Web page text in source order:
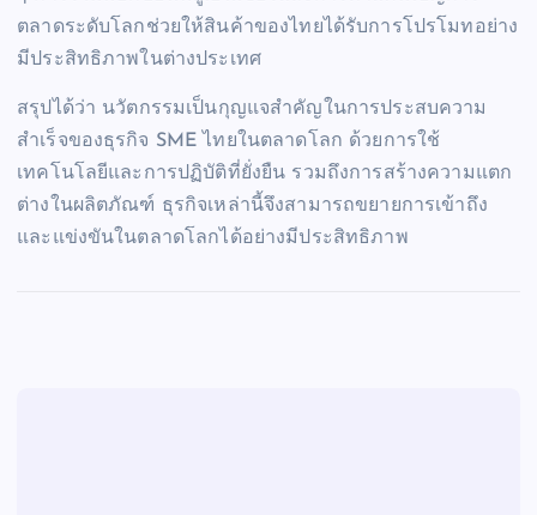
ตลาดระดับโลกช่วยให้สินค้าของไทยได้รับการโปรโมทอย่าง
มีประสิทธิภาพในต่างประเทศ
สรุปได้ว่า นวัตกรรมเป็นกุญแจสำคัญในการประสบความ
สำเร็จของธุรกิจ SME ไทยในตลาดโลก ด้วยการใช้
เทคโนโลยีและการปฏิบัติที่ยั่งยืน รวมถึงการสร้างความแตก
ต่างในผลิตภัณฑ์ ธุรกิจเหล่านี้จึงสามารถขยายการเข้าถึง
และแข่งขันในตลาดโลกได้อย่างมีประสิทธิภาพ